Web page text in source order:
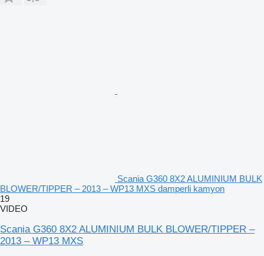
Scania G360 8X2 ALUMINIUM BULK
BLOWER/TIPPER – 2013 – WP13 MXS damperli kamyon
19
VIDEO
Scania G360 8X2 ALUMINIUM BULK BLOWER/TIPPER –
2013 – WP13 MXS